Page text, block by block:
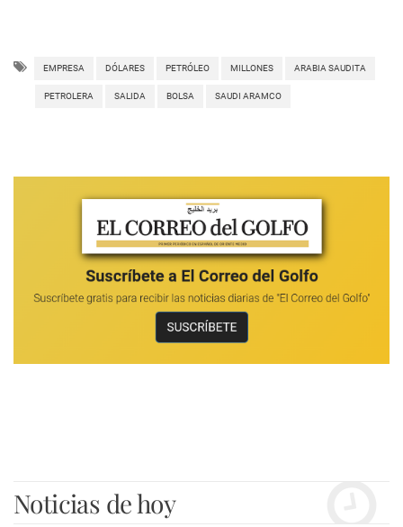
EMPRESA DÓLARES PETRÓLEO MILLONES ARABIA SAUDITA
PETROLERA SALIDA BOLSA SAUDI ARAMCO
Noticias de hoy